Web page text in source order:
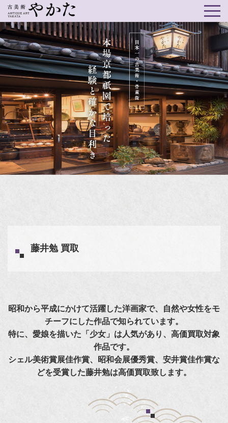
藤井勉 買取
昭和から平成にかけて活躍した洋画家で、自然や女性をモ
チーフにした作品で知られています。
特に、愛娘を描いた「少女」は人気があり、高価買取対象
作品です。
シェル美術賞展佳作賞、昭和会展優秀賞、安井賞佳作賞な
どを受賞した藤井勉は高価買取致します。